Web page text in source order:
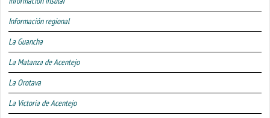
Información regional
La Guancha
La Matanza de Acentejo
La Orotava
La Victoria de Acentejo